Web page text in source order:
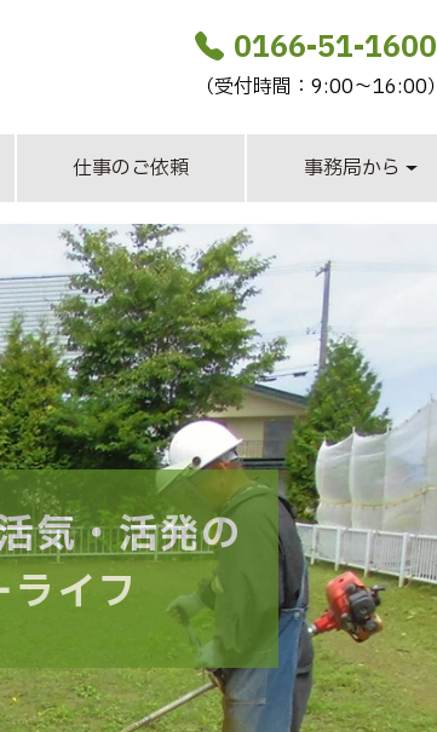
0166-51-1600
（受付時間：9:00～16:00）
仕事のご依頼 事務局から
気・活発の
イフ